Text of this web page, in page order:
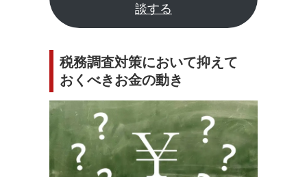
談する
税務調査対策において抑えて
おくべきお金の動き